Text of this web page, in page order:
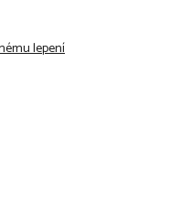
lepení